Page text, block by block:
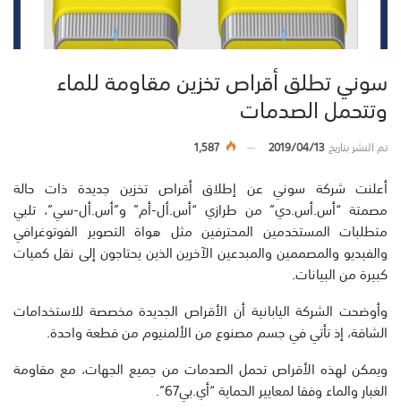
سوني تطلق أقراص تخزين مقاومة للماء
وتتحمل الصدمات
تم النشر بتاريخ2019/04/13
1,587
أعلنت شركة سوني عن إطلاق أقراص تخزين جديدة ذات حالة
مصمتة “أس.أس.دي” من طرازي “أس.أل-أم” و”أس.أل-سي”، تلبي
متطلبات المستخدمين المحترفين مثل هواة التصوير الفوتوغرافي
والفيديو والمصممين والمبدعين الآخرين الذين يحتاجون إلى نقل كميات
كبيرة من البيانات.
وأوضحت الشركة اليابانية أن الأقراص الجديدة مخصصة للاستخدامات
الشاقة، إذ تأتي في جسم مصنوع من الألمنيوم من قطعة واحدة.
ويمكن لهذه الأقراص تحمل الصدمات من جميع الجهات، مع مقاومة
الغبار والماء وفقا لمعايير الحماية “أي.بي67”.